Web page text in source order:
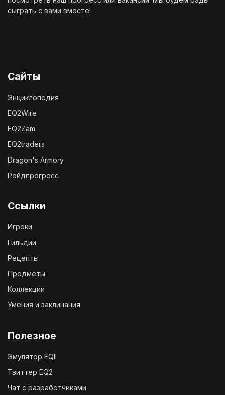
сыграть с вами вместе!
Сайты
Энциклопедия
EQ2Wire
EQ2Zam
EQ2traders
Dragon's Armory
Рейдпрогресс
Ссылки
Игроки
Гильдии
Рецепты
Предметы
Коллекции
Умения и заклинания
Полезное
Эмулятор EQII
Твиттер EQ2
Чат с разработчиками